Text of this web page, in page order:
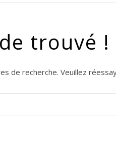
trouvé !
de recherche. Veuillez